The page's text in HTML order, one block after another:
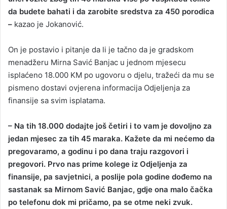
da budete bahati i da zarobite sredstva za 450 porodica
– kazao je Jokanović.
On je postavio i pitanje da li je tačno da je gradskom
menadžeru Mirna Savić Banjac u jednom mjesecu
isplaćeno 18.000 KM po ugovoru o djelu, tražeći da mu se
pismeno dostavi ovjerena informacija Odjeljenja za
finansije sa svim isplatama.
– Na tih 18.000 dodajte još četiri i to vam je dovoljno za
jedan mjesec za tih 45 maraka. Kažete da mi nećemo da
pregovaramo, a godinu i po dana traju razgovori i
pregovori. Prvo nas prime kolege iz Odjeljenja za
finansije, pa savjetnici, a poslije pola godine dođemo na
sastanak sa Mirnom Savić Banjac, gdje ona malo čačka
po telefonu dok mi pričamo, pa se otme neki zvuk.